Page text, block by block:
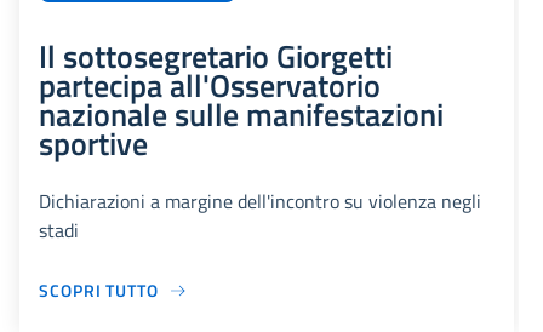
Il sottosegretario Giorgetti
partecipa all'Osservatorio
nazionale sulle manifestazioni
sportive
Dichiarazioni a margine dell'incontro su violenza negli
stadi
SCOPRI TUTTO